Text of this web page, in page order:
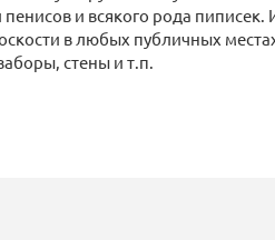
и всякого рода пиписек.
в любых публичных
стены и т.п.